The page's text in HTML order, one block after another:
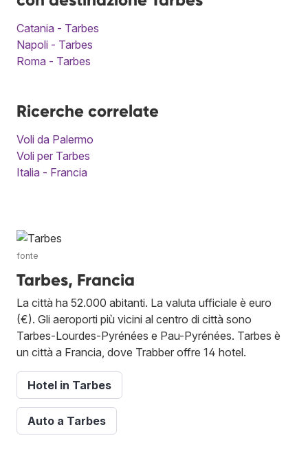
Catania - Tarbes
Napoli - Tarbes
Roma - Tarbes
Ricerche correlate
Voli da Palermo
Voli per Tarbes
Italia - Francia
fonte
Tarbes, Francia
La città ha 52.000 abitanti. La valuta ufficiale è euro
(€). Gli aeroporti più vicini al centro di città sono
Tarbes-Lourdes-Pyrénées e Pau-Pyrénées. Tarbes è
un città a Francia, dove Trabber offre 14 hotel.
Hotel in Tarbes
Auto a Tarbes